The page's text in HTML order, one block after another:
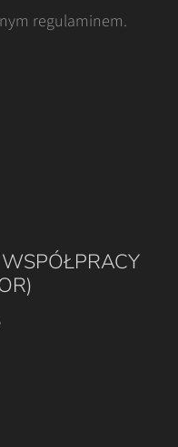
regulaminem.